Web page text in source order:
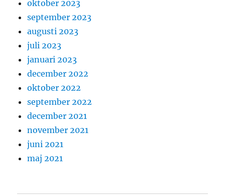
oktober 2023
september 2023
augusti 2023
juli 2023
januari 2023
december 2022
oktober 2022
september 2022
december 2021
november 2021
juni 2021
maj 2021